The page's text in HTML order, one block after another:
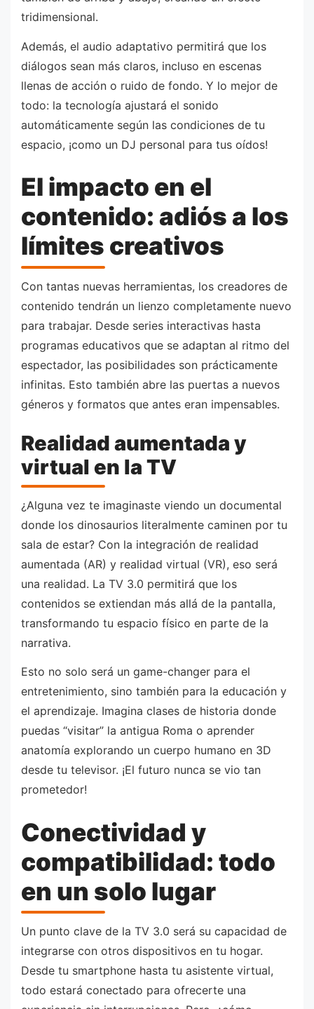
tridimensional.
Además, el audio adaptativo permitirá que los
diálogos sean más claros, incluso en escenas
llenas de acción o ruido de fondo. Y lo mejor de
todo: la tecnología ajustará el sonido
automáticamente según las condiciones de tu
espacio, ¡como un DJ personal para tus oídos!
El impacto en el
contenido: adiós a los
límites creativos
Con tantas nuevas herramientas, los creadores de
contenido tendrán un lienzo completamente nuevo
para trabajar. Desde series interactivas hasta
programas educativos que se adaptan al ritmo del
espectador, las posibilidades son prácticamente
infinitas. Esto también abre las puertas a nuevos
géneros y formatos que antes eran impensables.
Realidad aumentada y
virtual en la TV
¿Alguna vez te imaginaste viendo un documental
donde los dinosaurios literalmente caminen por tu
sala de estar? Con la integración de realidad
aumentada (AR) y realidad virtual (VR), eso será
una realidad. La TV 3.0 permitirá que los
contenidos se extiendan más allá de la pantalla,
transformando tu espacio físico en parte de la
narrativa.
Esto no solo será un game-changer para el
entretenimiento, sino también para la educación y
el aprendizaje. Imagina clases de historia donde
puedas “visitar” la antigua Roma o aprender
anatomía explorando un cuerpo humano en 3D
desde tu televisor. ¡El futuro nunca se vio tan
prometedor!
Conectividad y
compatibilidad: todo
en un solo lugar
Un punto clave de la TV 3.0 será su capacidad de
integrarse con otros dispositivos en tu hogar.
Desde tu smartphone hasta tu asistente virtual,
todo estará conectado para ofrecerte una